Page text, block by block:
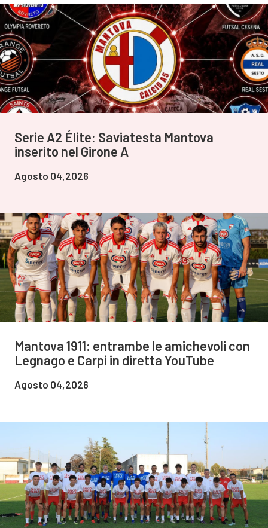
Serie A2 Élite: Saviatesta Mantova
inserito nel Girone A
Agosto 04,2026
Mantova 1911: entrambe le amichevoli con
Legnago e Carpi in diretta YouTube
Agosto 04,2026